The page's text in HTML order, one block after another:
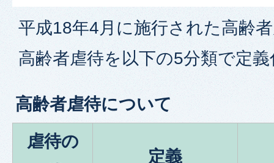
平成18年4月に施行された高齢
高齢者虐待を以下の5分類で定
高齢者虐待について
虐待の
定義